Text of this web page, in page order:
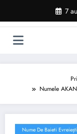
conținut
7
Numele
Nume De Baieti Evreiești